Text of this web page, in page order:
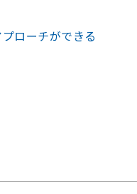
ローチができる